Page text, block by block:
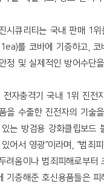
시큐리티는 국내 판매 1
1ea)를 코바에 기증하고 ,코
정 및 실제적인 방어수단
전자충격기 국내 1 위 진전
을 수출한 진전자의 기술
는 방검용 강화클립보드
어서 영광”이라며 , “범죄
려움이나 범죄피해로부
기증해준 호신용품들은